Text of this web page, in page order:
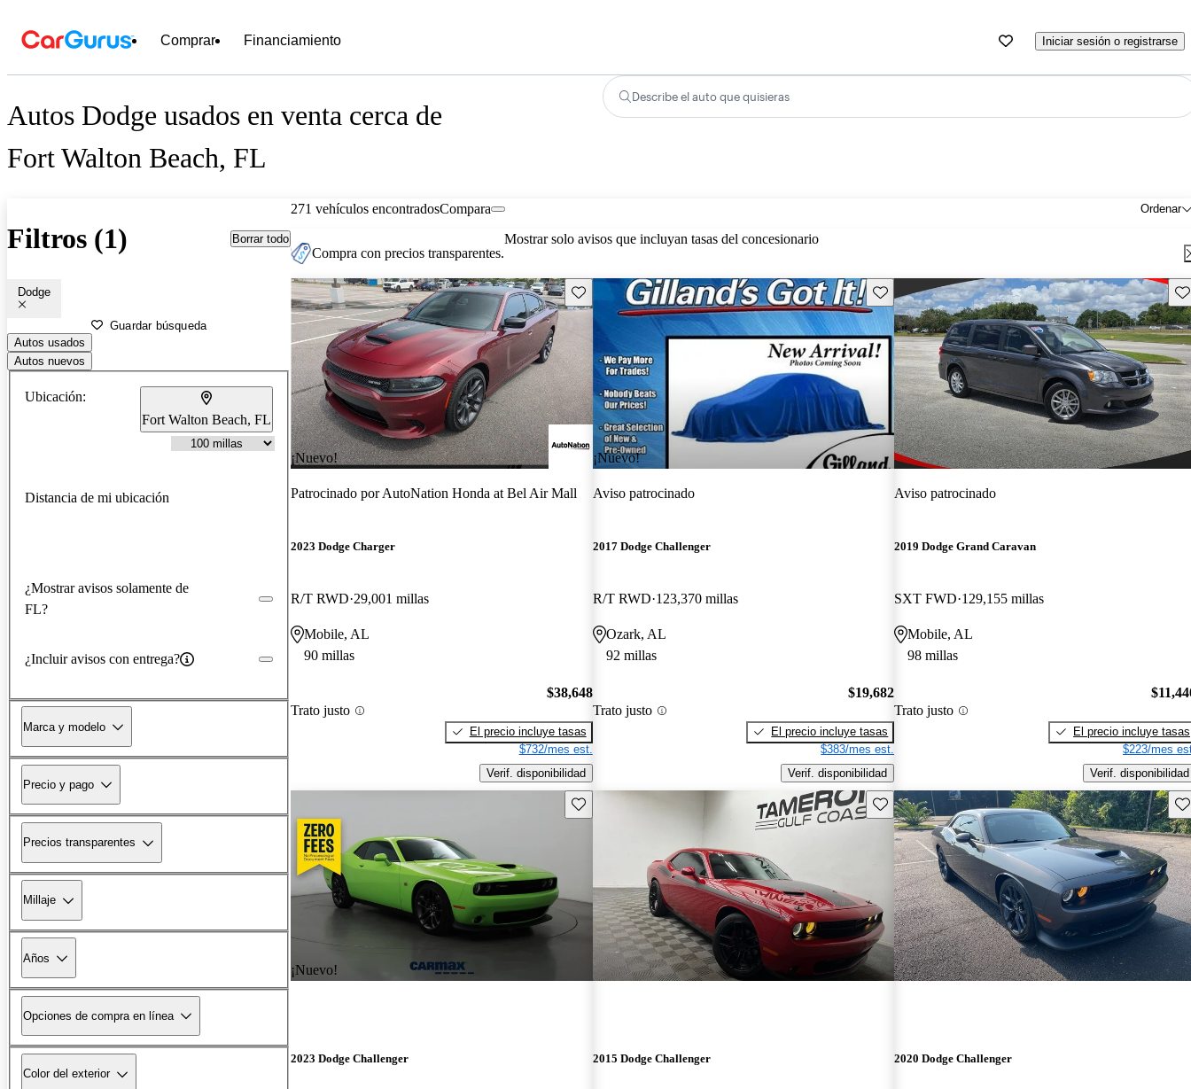
Comprar Financiamiento Iniciar sesión o registrarse
Autos Dodge usados en venta cerca de
Fort Walton Beach, FL
Describe el auto que quisieras
Filtros (1) Borrar todo
Dodge
Guardar búsqueda
Autos usados
Autos nuevos
Ubicación:
Fort Walton Beach, FL
Distancia de mi ubicación
¿Mostrar avisos solamente de
FL?
¿Incluir avisos con entrega?
Marca y modelo
Precio y pago
Precios transparentes
Millaje
Años
Opciones de compra en línea
Color del exterior
271 vehículos encontrados Ordenar
Compara
Compra con precios transparentes.
Mostrar solo avisos que incluyan tasas del concesionario
¡Nuevo!
Guarda este Aviso
Patrocinado porAutoNation Honda at Bel Air Mall
2023 Dodge Charger
R/T RWD 29,001 millas
Mobile, AL
90 millas
Trato justo
$38,648
El precio incluye tasas
$732/mes est.
Verif. disponibilidad
¡Nuevo!
Guarda este Aviso
Aviso patrocinado
2017 Dodge Challenger
R/T RWD 123,370 millas
Ozark, AL
92 millas
Trato justo
$19,682
El precio incluye tasas
$383/mes est.
Verif. disponibilidad
Aviso patrocinado
2019 Dodge Grand Caravan
SXT FWD 129,155 millas
Mobile, AL
98 millas
Trato justo
El precio incluye tasas
$223/mes
Verif. disponibilidad
¡Nuevo!
Guarda este Aviso
2023 Dodge Challenger
Guarda este Aviso
2015 Dodge Challenger 2020 Dodge Challenger